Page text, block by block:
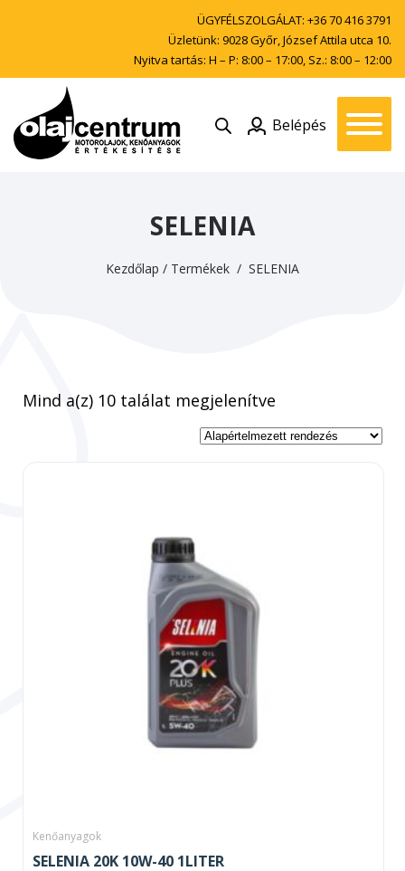
ÜGYFÉLSZOLGÁLAT: +36 70 416 3791
Üzletünk: 9028 Győr, József Attila utca 10.
Nyitva tartás: H – P: 8:00 – 17:00, Sz.: 8:00 – 12:00
Belépés
SELENIA
Kezdőlap / Termékek / SELENIA
Mind a(z) 10 találat megjelenítve
Kenőanyagok
SELENIA 20K 10W-40 1LITER